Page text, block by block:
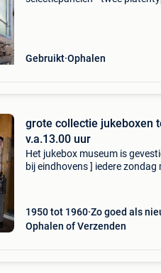
Gebruikt Ophalen
grote collectie jukeboxen te koop zondag
v.a.13.00 uur
Het jukebox museum is
bij eindhovens ] iedere zondag
1950 tot 1960 Zo goed als
Ophalen of Verzenden